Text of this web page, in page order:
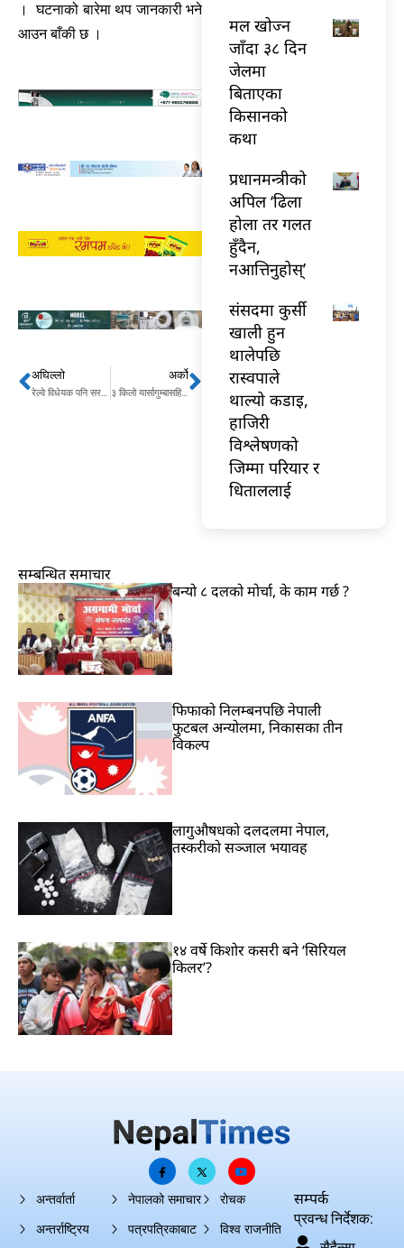
। घटनाको बारेमा थप जानकारी भने
आउन बाँकी छ ।
Prev
अघिल्लो अर्को
३ किलो यार्सागुम्बासहित २ जना पक्राउ Next
मल खोज्न
जाँदा ३८ दिन
जेलमा
बिताएका
किसानको
कथा
प्रधानमन्त्रीको
अपिल ‘ढिला
होला तर गलत
हुँदैन,
नआत्तिनुहोस्’
संसदमा कुर्सी
खाली हुन
थालेपछि
रास्वपाले
थाल्यो कडाइ,
हाजिरी
विश्लेषणको
जिम्मा परियार र
धिताललाई
सम्बन्धित समाचार
बन्यो ८ दलको मोर्चा, के काम गर्छ ?
फिफाको निलम्बनपछि नेपाली
फुटबल अन्योलमा, निकासका तीन
विकल्प
लागुऔषधको दलदलमा नेपाल,
तस्करीको सञ्जाल भयावह
१४ वर्षे किशोर कसरी बने ‘सिरियल
किलर’?
अन्तर्वार्ता
अन्तर्राष्ट्रिय
नेपालको समाचार
पत्रपत्रिकाबाट
रोचक
विश्व राजनीति
सम्पर्क
प्रवन्ध निर्देशक: